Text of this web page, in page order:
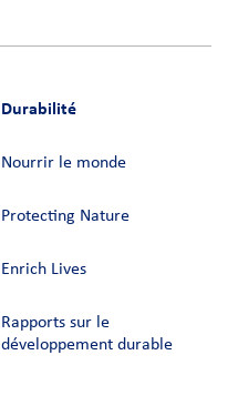
Durabilité
Nourrir le monde
Protecting Nature
Enrich Lives
Rapports sur le
développement durable